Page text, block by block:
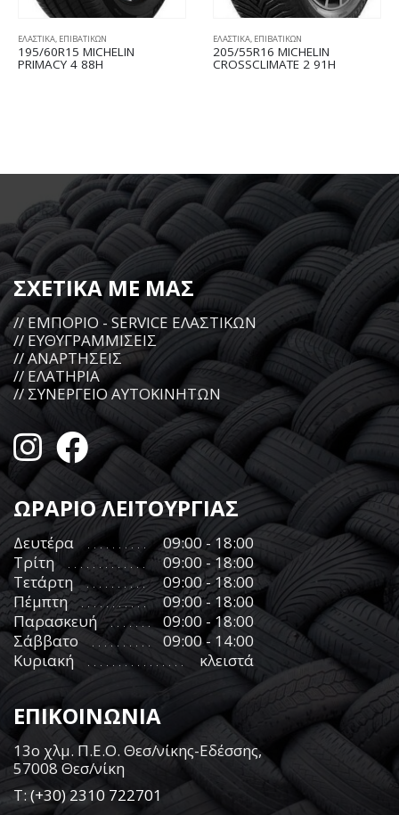
ΕΛΑΣΤΙΚΑ, ΕΠΙΒΑΤΙΚΩΝ
195/60R15 MICHELIN
PRIMACY 4 88H
ΕΛΑΣΤΙΚΑ, ΕΠΙΒΑΤΙΚΩΝ
205/55R16 MICHELIN
CROSSCLIMATE 2 91H
ΣΧΕΤΙΚΑ ΜΕ ΜΑΣ
// ΕΜΠΟΡΙΟ - SERVICE ΕΛΑΣΤΙΚΩΝ
// ΕΥΘΥΓΡΑΜΜΙΣΕΙΣ
// ΑΝΑΡΤΗΣΕΙΣ
// ΕΛΑΤΗΡΙΑ
// ΣΥΝΕΡΓΕΙΟ ΑΥΤΟΚΙΝΗΤΩΝ
ΩΡΑΡΙΟ ΛΕΙΤΟΥΡΓΙΑΣ
Δευτέρα
09:00 - 18:00
Τρίτη
09:00 - 18:00
Τετάρτη
09:00 - 18:00
Πέμπτη
09:00 - 18:00
Παρασκευή
09:00 - 18:00
Σάββατο
09:00 - 14:00
Κυριακή
κλειστά
ΕΠΙΚΟΙΝΩΝΙΑ
13ο χλμ. Π.Ε.Ο. Θεσ/νίκης-Εδέσσης,
57008 Θεσ/νίκη
Τ:(+30) 2310 722701